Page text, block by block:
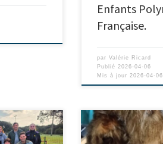
Enfants
Française.
parValérie Ricard
Publié2026-04-06
Mis à jour2026-04-06